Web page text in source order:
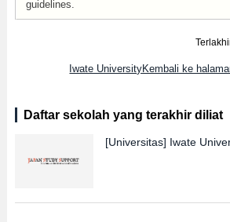
guidelines.
Iwate UniversityKembali ke
Daftar sekolah yang terakhir diliat
[Universitas] Iwate